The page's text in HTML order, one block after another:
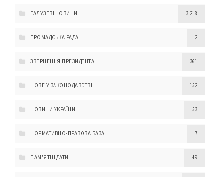
ГАЛУЗЕВІ НОВИНИ 3 218
ГРОМАДСЬКА РАДА 2
ЗВЕРНЕННЯ ПРЕЗИДЕНТА 361
НОВЕ У ЗАКОНОДАВСТВІ 152
НОВИНИ УКРАЇНИ 53
НОРМАТИВНО-ПРАВОВА БАЗА 7
ПАМ'ЯТНІ ДАТИ 49